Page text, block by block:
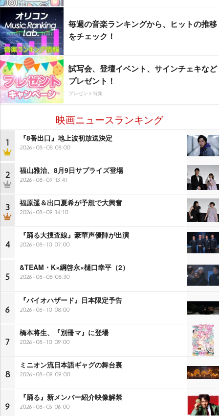
毎週の音楽ランキングから、ヒットの推移
をチェック！
試写会、登壇イベント、サインチェキなど
プレゼント！
プレゼント特集
映画ニュースランキング
1 『8番出口』地上波初放送決定
2026-08-08 08:00
2 福山雅治、8月9日サプライズ登場
2026-08-09 13:41
3 福原遥＆出口夏希が予想で大興奮
2026-08-09 14:10
4
『踊る大捜査線』豪華声優陣が出演
2026-08-10 07:00
5
&TEAM・K×綱啓永×樋口幸平（2）
2026-08-08 08:30
6
『バイオハザード』日本限定予告
2026-08-10 08:00
7
橋本将生、『別冊マ』に登場
2026-08-10 09:00
8
ミニオン流日本語ギャグの舞台裏
2026-08-09 09:00
9
『踊る』新メンバー紹介映像解禁
2026-08-05 06:00